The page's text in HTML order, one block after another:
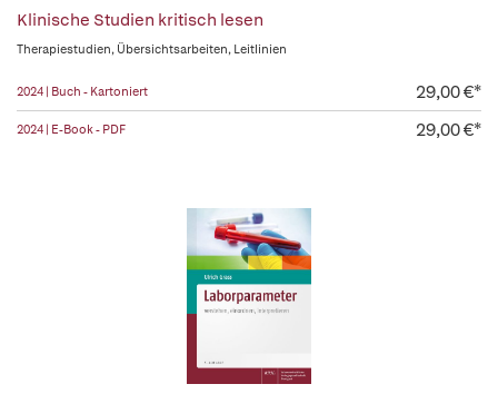
Klinische Studien kritisch lesen
Therapiestudien, Übersichtsarbeiten, Leitlinien
2024 | Buch - Kartoniert 29,00 €*
2024 | E-Book - PDF 29,00 €*